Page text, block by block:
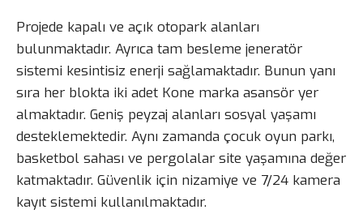
Projede kapalı ve açık otopark alanları
bulunmaktadır. Ayrıca tam besleme jeneratör
sistemi kesintisiz enerji sağlamaktadır. Bunun yanı
sıra her blokta iki adet Kone marka asansör yer
almaktadır. Geniş peyzaj alanları sosyal yaşamı
desteklemektedir. Aynı zamanda çocuk oyun parkı,
basketbol sahası ve pergolalar site yaşamına değer
katmaktadır. Güvenlik için nizamiye ve 7/24 kamera
kayıt sistemi kullanılmaktadır.